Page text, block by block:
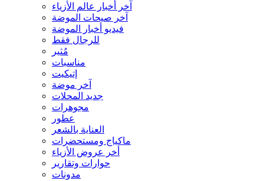
آخر أخبار عالم الأزياء
آخر صيحات الموضة
فيديو أخبار الموضة
للرجال فقط
مُثير
مناسبات
إتيكيت
آخر موضة
جديد المحلات
مجوهرات
عطور
العناية بالشعر
ماكياج ومستحضرات
أخر عروض الأزياء
حوارات وتقارير
مدونات